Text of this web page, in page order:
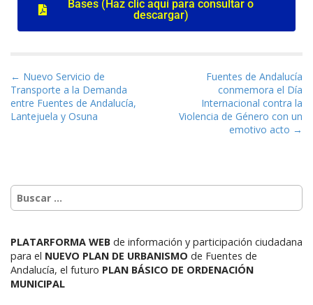
Bases (Haz clic aquí para consultar o
descargar)
Navegación de entradas
← Nuevo Servicio de
Transporte a la Demanda
entre Fuentes de Andalucía,
Lantejuela y Osuna
Fuentes de Andalucía
conmemora el Día
Internacional contra la
Violencia de Género con un
emotivo acto →
PLATARFORMA WEB de información y participación ciudadana
para el NUEVO PLAN DE URBANISMO de Fuentes de
Andalucía, el futuro PLAN BÁSICO DE ORDENACIÓN
MUNICIPAL